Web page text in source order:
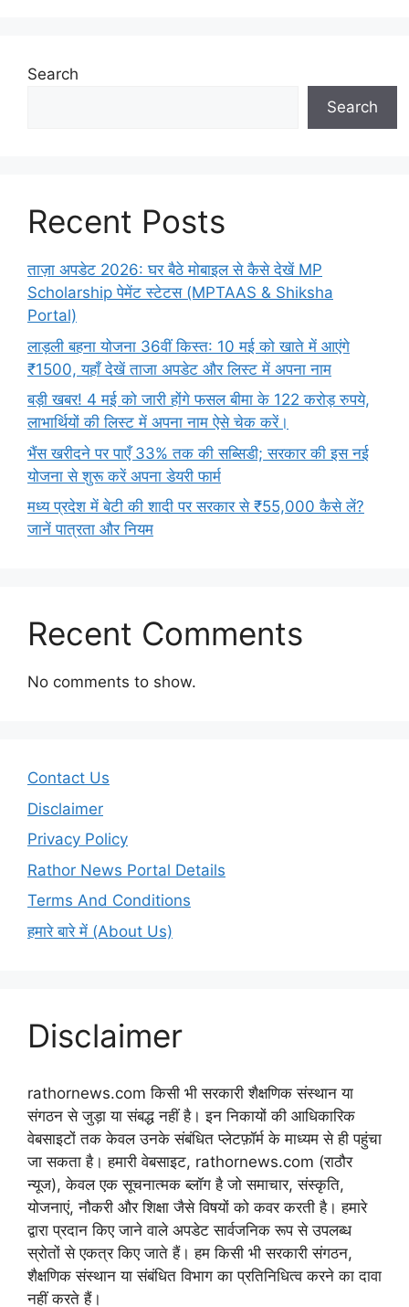
Search
Search
Recent Posts
ताज़ा अपडेट 2026: घर बैठे मोबाइल से कैसे देखें MP
Scholarship पेमेंट स्टेटस (MPTAAS & Shiksha
Portal)
लाड़ली बहना योजना 36वीं किस्त: 10 मई को खाते में आएंगे
₹1500, यहाँ देखें ताजा अपडेट और लिस्ट में अपना नाम
बड़ी खबर! 4 मई को जारी होंगे फसल बीमा के 122 करोड़ रुपये,
लाभार्थियों की लिस्ट में अपना नाम ऐसे चेक करें।
भैंस खरीदने पर पाएँ 33% तक की सब्सिडी; सरकार की इस नई
योजना से शुरू करें अपना डेयरी फार्म
मध्य प्रदेश में बेटी की शादी पर सरकार से ₹55,000 कैसे लें?
जानें पात्रता और नियम
Recent Comments
No comments to show.
Contact Us
Disclaimer
Privacy Policy
Rathor News Portal Details
Terms And Conditions
हमारे बारे में (About Us)
Disclaimer
rathornews.com किसी भी सरकारी शैक्षणिक संस्थान या
संगठन से जुड़ा या संबद्ध नहीं है। इन निकायों की आधिकारिक
वेबसाइटों तक केवल उनके संबंधित प्लेटफ़ॉर्म के माध्यम से ही पहुंचा
जा सकता है। हमारी वेबसाइट, rathornews.com (राठौर
न्यूज), केवल एक सूचनात्मक ब्लॉग है जो समाचार, संस्कृति,
योजनाएं, नौकरी और शिक्षा जैसे विषयों को कवर करती है। हमारे
द्वारा प्रदान किए जाने वाले अपडेट सार्वजनिक रूप से उपलब्ध
स्रोतों से एकत्र किए जाते हैं। हम किसी भी सरकारी संगठन,
शैक्षणिक संस्थान या संबंधित विभाग का प्रतिनिधित्व करने का दावा
नहीं करते हैं।